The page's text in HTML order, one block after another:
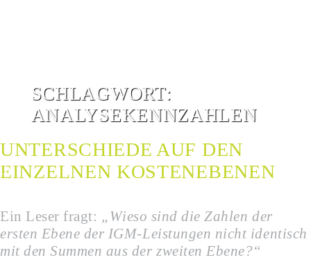
SCHLAGWORT:
ANALYSEKENNZAHLEN
UNTERSCHIEDE AUF DEN
EINZELNEN KOSTENEBENEN
Ein Leser fragt: „Wieso sind die Zahlen der
ersten Ebene der IGM-Leistungen nicht identisch
mit den Summen aus der zweiten Ebene?“